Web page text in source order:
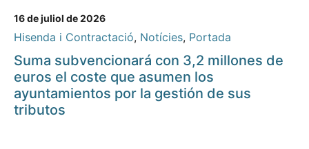
16 de juliol de 2026
Hisenda i Contractació, Notícies, Portada
Suma subvencionará con 3,2 millones de
euros el coste que asumen los
ayuntamientos por la gestión de sus
tributos